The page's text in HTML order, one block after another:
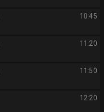
10:45
11:20
11:50
12:20